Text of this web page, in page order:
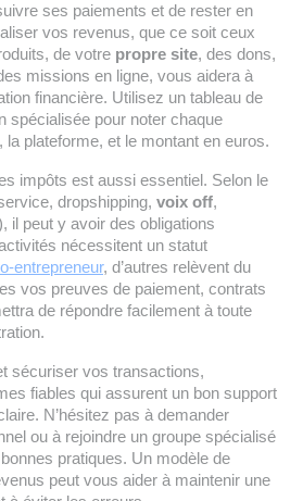
ses paiements et de rester en
vos revenus, que ce soit ceux
de votre propre site, des dons,
missions en ligne, vous aidera à
financière. Utilisez un tableau de
spécialisée pour noter chaque
la plateforme, et le montant en euros.
impôts est aussi essentiel. Selon le
dropshipping, voix off,
il peut y avoir des obligations
nécessitent un statut
entrepreneur, d’autres relèvent du
vos preuves de paiement, contrats
de répondre facilement à toute
sécuriser vos transactions,
fiables qui assurent un bon support
N’hésitez pas à demander
ou à rejoindre un groupe spécialisé
pratiques. Un modèle de
peut vous aider à maintenir une